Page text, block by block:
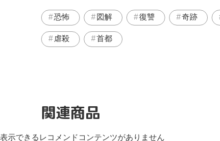
恐怖 図解 復讐 奇跡
虐殺 首都
関連商品
表示できるレコメンドコンテンツがありません